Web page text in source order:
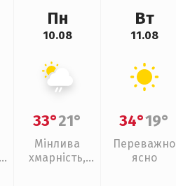
Пн
10.08
33°21°
Мінлива
хмарність,
Вт
11.08
34°19°
Переважно
ясно